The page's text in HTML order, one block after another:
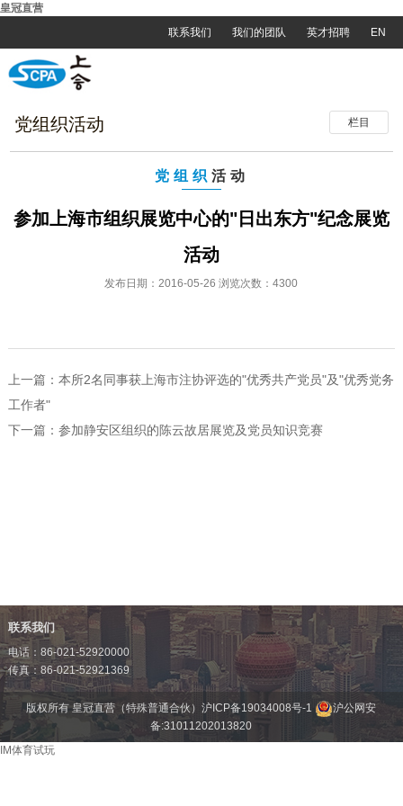
皇冠直营
联系我们
我们的团队 英才招聘 EN
栏目
党组织活动
党组织 活动
参加上海市组织展览中心的"日出东方"纪念展览
活动
发布日期：2016-05-26 浏览次数：4300
上一篇： 本所2名同事获上海市注协评选的"优秀共产党员"及"优秀党务
工作者"
下一篇： 参加静安区组织的陈云故居展览及党员知识竞赛
联系我们
电话：86-021-52920000
传真：86-021-52921369
版权所有 皇冠直营（特殊普通合伙）沪ICP备19034008号-1
沪公网安
备:31011202013820
IM体育试玩